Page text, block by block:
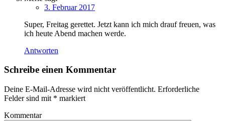
3. Februar 2017
Super, Freitag gerettet. Jetzt kann ich mich drauf freuen, was
ich heute Abend machen werde.
Antworten
Schreibe einen Kommentar
Deine E-Mail-Adresse wird nicht veröffentlicht. Erforderliche
Felder sind mit * markiert
Kommentar